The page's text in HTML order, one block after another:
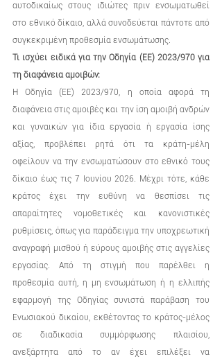
αυτοδικαίως στους ιδιώτες πριν ενσωματωθεί
στο εθνικό δίκαιο, αλλά συνοδεύεται πάντοτε από
συγκεκριμένη προθεσμία ενσωμάτωσης.
Τι ισχύει ειδικά για την Οδηγία (ΕΕ) 2023/970 για
τη διαφάνεια αμοιβών:
Η Οδηγία (ΕΕ) 2023/970, η οποία αφορά τη
διαφάνεια στις αμοιβές και την ίση αμοιβή ανδρών
και γυναικών για ίδια εργασία ή εργασία ίσης
αξίας, προβλέπει ρητά ότι τα κράτη-μέλη
οφείλουν να την ενσωματώσουν στο εθνικό τους
δίκαιο έως τις 7 Ιουνίου 2026. Μέχρι τότε, κάθε
κράτος έχει την ευθύνη να θεσπίσει τις
απαραίτητες νομοθετικές και κανονιστικές
ρυθμίσεις, όπως για παράδειγμα την υποχρεωτική
αναγραφή μισθού ή εύρους αμοιβής στις αγγελίες
εργασίας. Από τη στιγμή που παρέλθει η
προθεσμία αυτή, η μη ενσωμάτωση ή η ελλιπής
εφαρμογή της Οδηγίας συνιστά παράβαση του
Ενωσιακού δικαίου, εκθέτοντας το κράτος-μέλος
σε διαδικασία συμμόρφωσης πλαισίου,
ανεξάρτητα από το αν έχει επιλέξει να